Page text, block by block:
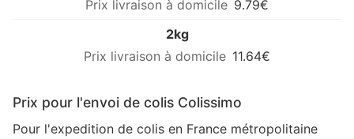
9.79€
2kg
11.64€
Prix pour l'envoi de colis Colissimo
Pour l'expedition de colis en France métropolitaine